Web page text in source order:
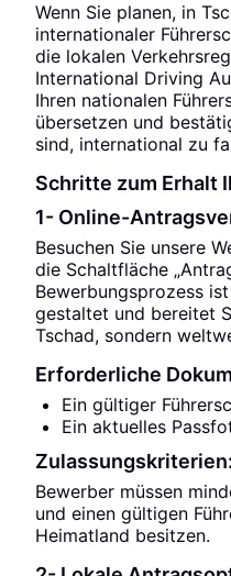
Wenn Sie planen, in
internationaler
die lokalen
International Driving
Ihren nationalen
übersetzen und
sind, international zu
Schritte zum Erhalt
1- Online-
Besuchen Sie unsere
die Schaltfläche
Bewerbungsprozess
gestaltet und bereitet
Tschad, sondern
Erforderliche
Ein gültiger
Ein aktuelles
Zulassungskriterien:
Bewerber müssen
und einen gültigen
Heimatland besitzen.